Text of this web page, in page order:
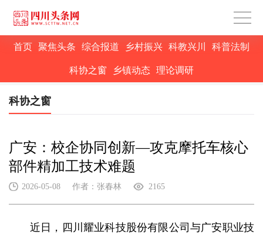
首页 聚焦头条 综合报道 乡村振兴 科教兴川 科普法制
科协之窗 乡镇动态 理论调研
科协之窗
广安：校企协同创新—攻克摩托车核心
部件精加工技术难题
2026-05-08 作者：张春林 2165
近日，四川耀业科技股份有限公司与广安职业技